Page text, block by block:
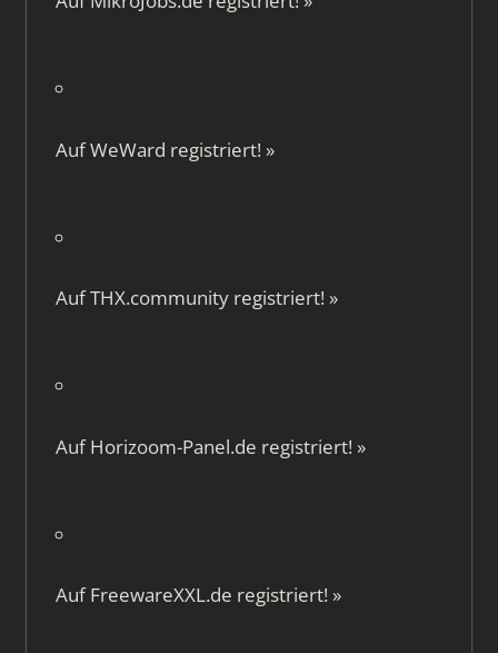
AufWeWard registriert! »
AufTHX.communityregistriert! »
AufHorizoom-Panel.de registriert! »
AufFreewareXXL.de registriert! »